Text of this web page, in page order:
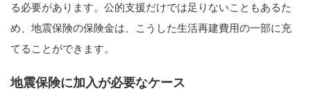
る必要があります。公的支援だけでは足りないこともあるた
め、地震保険の保険金は、こうした生活再建費用の一部に充
てることができます。
地震保険に加入が必要なケース